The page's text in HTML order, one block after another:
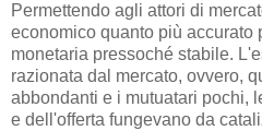
Permettendo agli attori di
economico quanto più accurato
monetaria pressoché stabile.
razionata dal mercato, ovvero,
abbondanti e i mutuatari pochi,
e dell'offerta fungevano da